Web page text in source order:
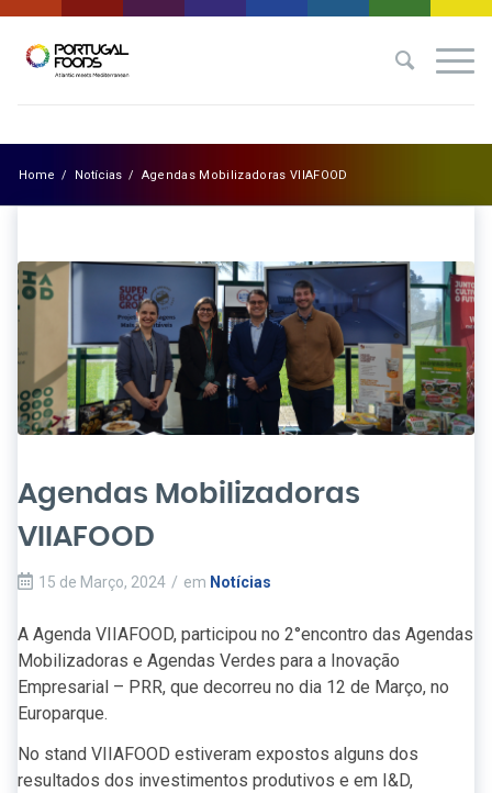
Home / Notícias / Agendas Mobilizadoras VIIAFOOD
Agendas Mobilizadoras
VIIAFOOD
15 de Março, 2024 / em Notícias
A Agenda VIIAFOOD, participou no 2°encontro das Agendas
Mobilizadoras e Agendas Verdes para a Inovação
Empresarial – PRR, que decorreu no dia 12 de Março, no
Europarque.
No stand VIIAFOOD estiveram expostos alguns dos
resultados dos investimentos produtivos e em I&D,